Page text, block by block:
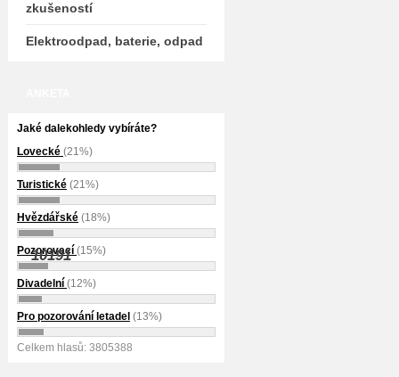
zkušeností
Elektroodpad, baterie, odpad
Jaké dalekohledy vybíráte?
Lovecké (21%)
Turistické (21%)
Hvězdářské (18%)
Pozorovací (15%)
Divadelní (12%)
Pro pozorování letadel (13%)
Celkem hlasů: 3805388
10191